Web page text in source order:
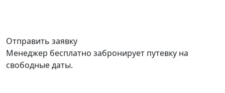
Отправить заявку
Менеджер бесплатно забронирует путевку на
свободные даты.